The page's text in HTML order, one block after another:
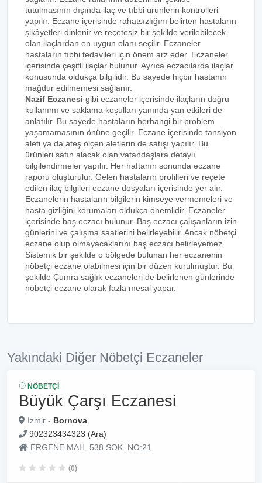
tutulmasının dışında ilaç ve tıbbi ürünlerin kontrolleri
yapılır. Eczane içerisinde rahatsızlığını belirten hastaların
şikâyetleri dinlenir ve reçetesiz bir şekilde verilebilecek
olan ilaçlardan en uygun olanı seçilir. Eczaneler
hastaların tıbbi tedavileri için önem arz eder. Eczaneler
içerisinde çeşitli ilaçlar bulunur. Ayrıca eczacılarda ilaçlar
konusunda oldukça bilgilidir. Bu sayede hiçbir hastanın
mağdur edilmemesi sağlanır.
Nazif Eczanesi gibi eczaneler içerisinde ilaçların doğru
kullanımı ve saklama koşulları yanında yan etkileri de
anlatılır. Bu sayede hastaların herhangi bir problem
yaşamamasının önüne geçilir. Eczane içerisinde tansiyon
aleti ya da ateş ölçen aletlerin de satışı yapılır. Bu
ürünleri satın alacak olan vatandaşlara detaylı
bilgilendirmeler yapılır. Her haftanın sonunda eczane
raporu oluşturulur. Gelen hastaların profilleri ve reçete
edilen ilaç bilgileri eczane dosyaları içerisinde yer alır.
Eczanelerin hastaların bilgilerin kimseye vermemeleri ve
hasta gizliğini korumaları oldukça önemlidir. Eczaneler
içerisinde baş eczacı bulunur. Baş eczacı çalışanların izin
günlerini ve çalışma saatlerini belirleyebilir. Ancak nöbetçi
eczane olup olmayacaklarını baş eczacı belirleyemez.
Sistemik bir şekilde o bölgede bulunan her eczanenin
nöbetçi eczane olabilmesi için bir düzen kurulmuştur. Bu
şekilde Çumra sağlık eczaneleri de belirlenen günlerinde
nöbetçi eczane olarak fazla mesai yapar.
Yakındaki Diğer Nöbetçi Eczaneler
NÖBETÇI
Büyük Çarşı Eczanesi
Izmir - Bornova
902323434323 (Ara)
ERGENE MAH. 538 SOK. NO:21
(0)